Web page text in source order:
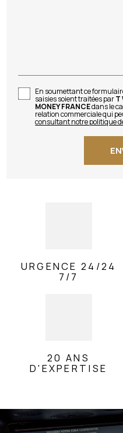
En soumettant ce
saisies soient traitées parT
MONEY FRANCEdans le
relation commerciale qui
consultant notre politique
URGENCE 24/24
7/7
20 ANS
D'EXPERTISE